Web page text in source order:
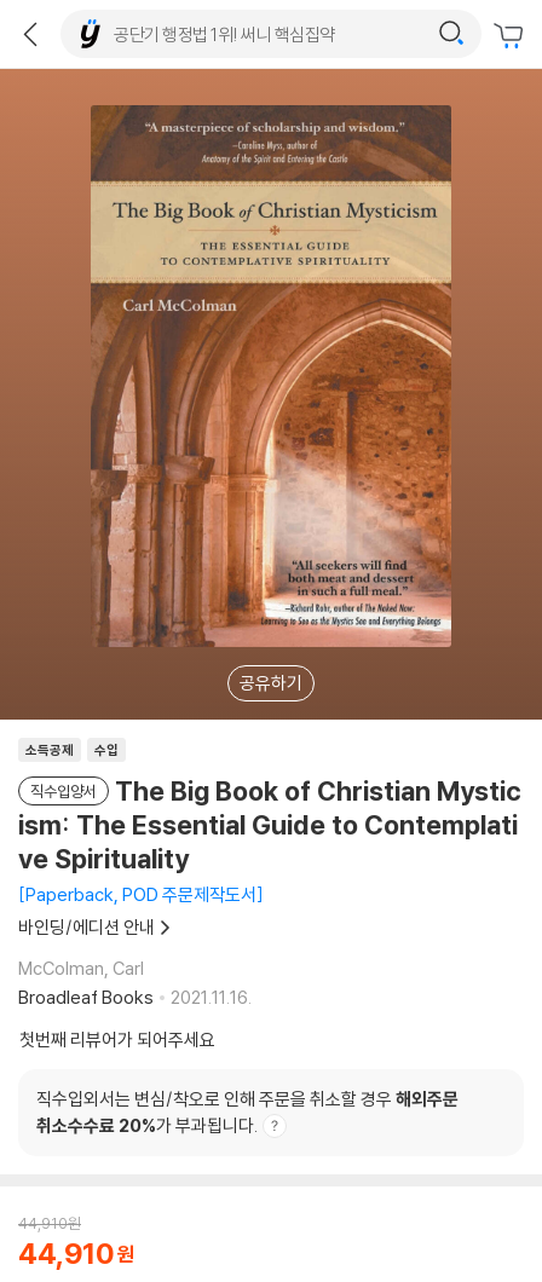
공유하기
소득공제 수입
직수입양서
The Big Book of Christian Mystic
ism: The Essential Guide to Contemplati
ve Spirituality
Paperback, POD 주문제작도서
바인딩/에디션 안내
McColman, Carl
Broadleaf Books
2021.11.16.
첫번째 리뷰어가 되어주세요
직수입외서는 변심/착오로 인해 주문을 취소할 경우 해외주문
취소수수료 20%가 부과됩니다.
44,910원
44,910